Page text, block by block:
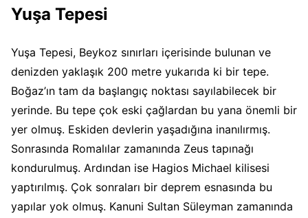
Yuşa Tepesi
Yuşa Tepesi, Beykoz sınırları içerisinde bulunan ve
denizden yaklaşık 200 metre yukarıda ki bir tepe.
Boğaz’ın tam da başlangıç noktası sayılabilecek bir
yerinde. Bu tepe çok eski çağlardan bu yana önemli bir
yer olmuş. Eskiden devlerin yaşadığına inanılırmış.
Sonrasında Romalılar zamanında Zeus tapınağı
kondurulmuş. Ardından ise Hagios Michael kilisesi
yaptırılmış. Çok sonraları bir deprem esnasında bu
yapılar yok olmuş. Kanuni Sultan Süleyman zamanında